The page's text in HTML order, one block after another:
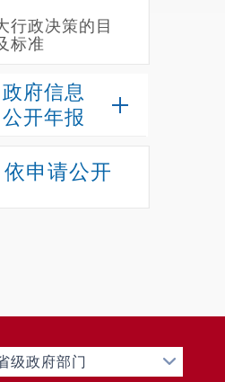
行政决策的目
标准
政府信息
公开年报
依申请公开
级政府部门